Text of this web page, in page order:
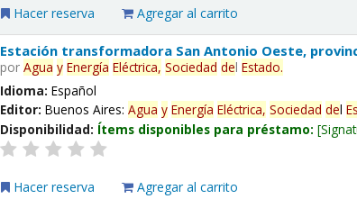
Hacer reserva Agregar al carrito
Estación transformadora San Antonio Oeste,
porAgua y Energía Eléctrica, Sociedad delEstado.
Idioma:Español
Editor:Buenos Aires:Agua y Energía Eléctrica, Sociedad del
Disponibilidad: Ítems disponibles para préstamo:
Hacer reserva Agregar al carrito